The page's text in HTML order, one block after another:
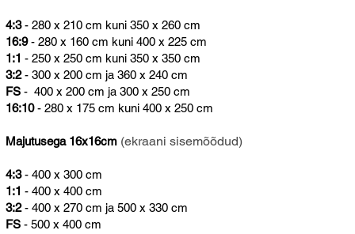
4:3- 280 x 210 cm kuni 350 x 260 cm
16:9- 280 x 160 cm kuni 400 x 225 cm
1:1 - 250 x 250 cm kuni 350 x 350 cm
3:2- 300 x 200 cm ja 360 x 240 cm
FS - 400 x 200 cm ja 300 x 250 cm
16:10- 280 x 175 cm kuni 400 x 250 cm
Majutusega 16x16cm (ekraani sisemõõdud)
4:3- 400 x 300 cm
1:1 - 400 x 400 cm
3:2- 400 x 270 cm ja 500 x 330 cm
FS - 500 x 400 cm